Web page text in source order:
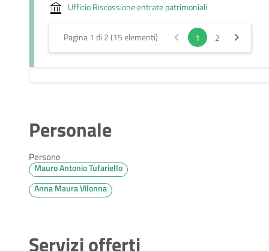
Ufficio Riscossione entrate patrimoniali
Pagina 1 di 2 (15 elementi) 1 2
Personale
Persone
Mauro Antonio Tufariello
Anna Maura Vilonna
Servizi offerti